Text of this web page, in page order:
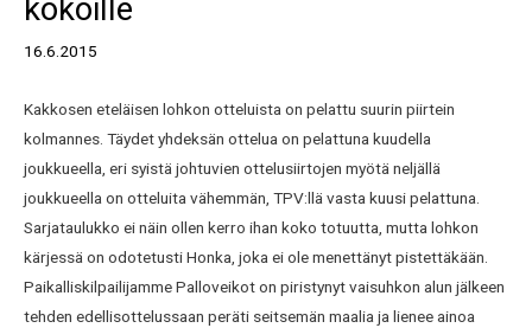
kokoille
16.6.2015
Kakkosen eteläisen lohkon otteluista on pelattu suurin piirtein
kolmannes. Täydet yhdeksän ottelua on pelattuna kuudella
joukkueella, eri syistä johtuvien ottelusiirtojen myötä neljällä
joukkueella on otteluita vähemmän, TPV:llä vasta kuusi pelattuna.
Sarjataulukko ei näin ollen kerro ihan koko totuutta, mutta lohkon
kärjessä on odotetusti Honka, joka ei ole menettänyt pistettäkään.
Paikalliskilpailijamme Palloveikot on piristynyt vaisuhkon alun jälkeen
tehden edellisottelussaan peräti seitsemän maalia ja lienee ainoa